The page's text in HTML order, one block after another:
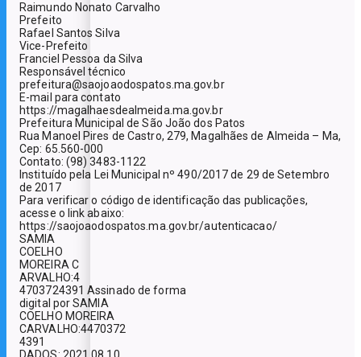
Raimundo Nonato Carvalho
Prefeito
Rafael Santos Silva
Vice-Prefeito
Franciel Pessoa da Silva
Responsável técnico
prefeitura@saojoaodospatos.ma.gov.br
E-mail para contato
https://magalhaesdealmeida.ma.gov.br
Prefeitura Municipal de São João dos Patos
Rua Manoel Pires de Castro, 279, Magalhães de Almeida – Ma,
Cep: 65.560-000
Contato: (98) 3483-1122
Instituído pela Lei Municipal nº 490/2017 de 29 de Setembro
de 2017
Para verificar o código de identificação das publicações,
acesse o link abaixo:
https://saojoaodospatos.ma.gov.br/autenticacao/
SAMIA
COELHO
MOREIRA C
ARVALHO:4
4703724391 Assinado de forma
digital por SAMIA
COELHO MOREIRA
CARVALHO:4470372
4391